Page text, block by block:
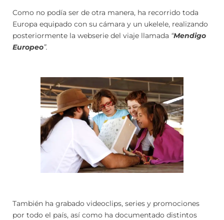
Como no podía ser de otra manera, ha recorrido toda
Europa equipado con su cámara y un ukelele, realizando
posteriormente la webserie del viaje llamada “Mendigo
Europeo”.
También ha grabado videoclips, series y promociones
por todo el país, así como ha documentado distintos